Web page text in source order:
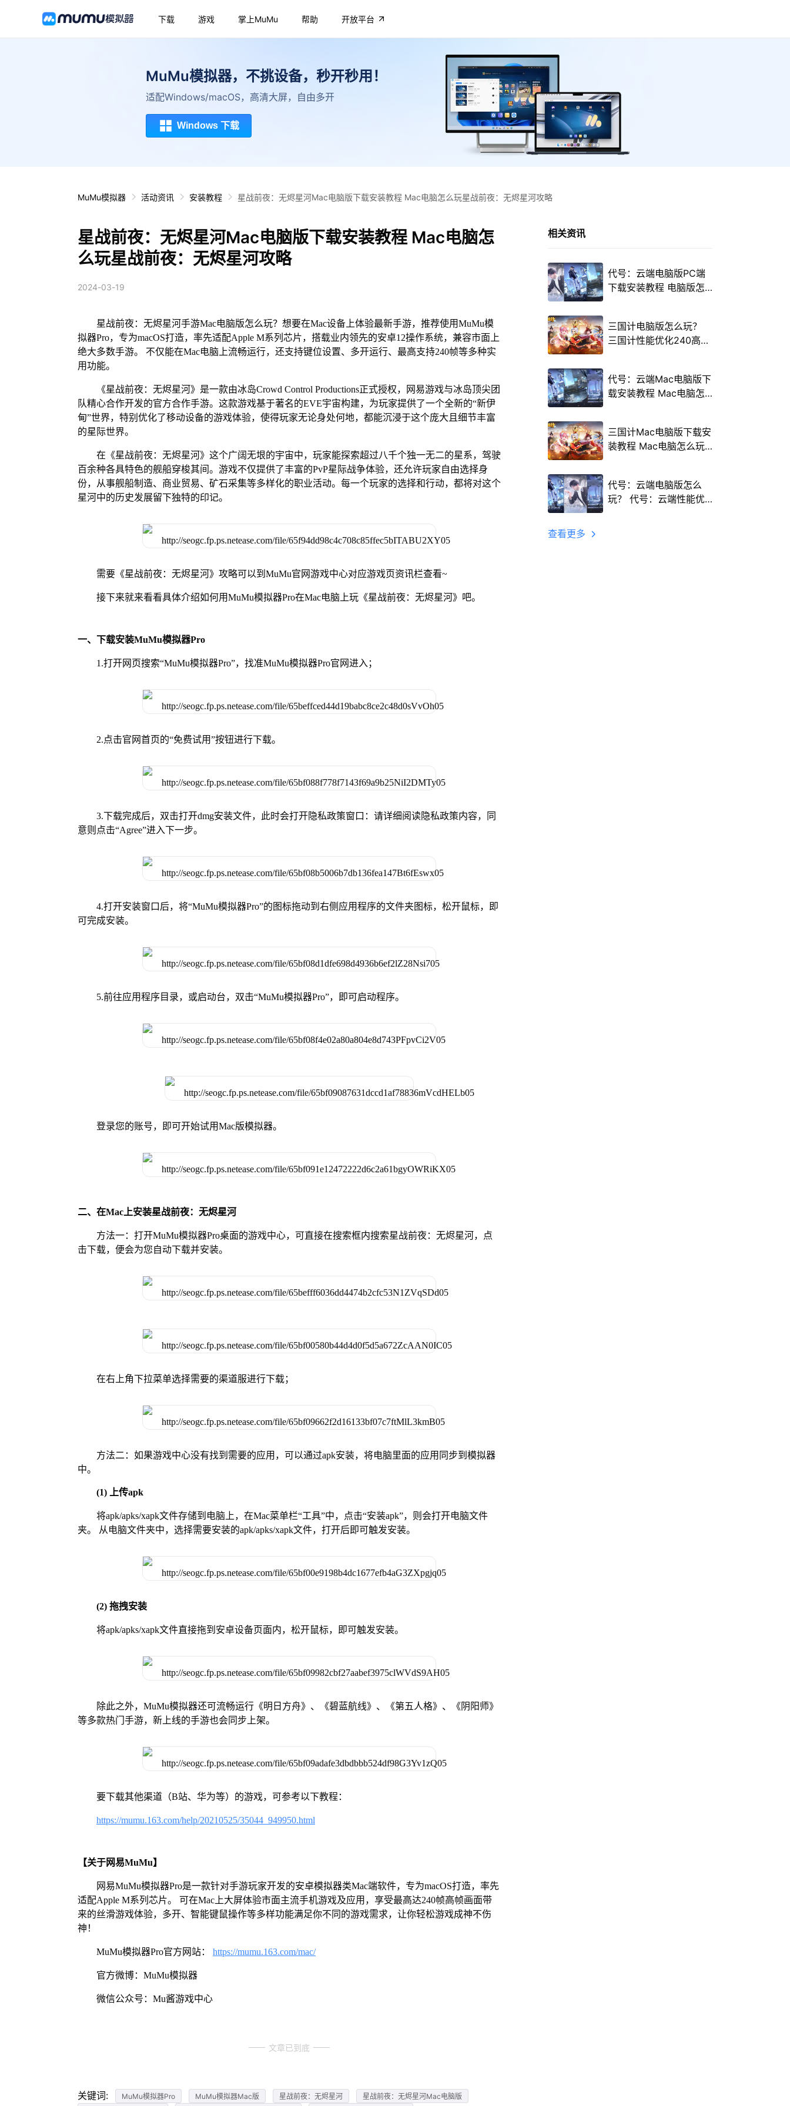
下载 游戏 掌上MuMu 帮助 开放平台
MuMu模拟器，不挑设备，秒开秒用！
适配Windows/macOS，高清大屏，自由多开
Windows 下载
MuMu模拟器 活动资讯 安装教程 星战前夜：无烬星河Mac电脑版下载安装教程 Mac电脑怎么玩星战前夜：无烬星河攻略
星战前夜：无烬星河Mac电脑版下载安装教程 Mac电脑怎
么玩星战前夜：无烬星河攻略
2024-03-19
星战前夜：无烬星河手游Mac电脑版怎么玩？想要在Mac设备上体验最新手游，推荐使用MuMu模
拟器Pro，专为macOS打造，率先适配Apple M系列芯片，搭载业内领先的安卓12操作系统，兼容市面上
绝大多数手游。 不仅能在Mac电脑上流畅运行，还支持键位设置、多开运行、最高支持240帧等多种实
用功能。
《星战前夜：无烬星河》是一款由冰岛Crowd Control Productions正式授权，网易游戏与冰岛顶尖团
队精心合作开发的官方合作手游。这款游戏基于著名的EVE宇宙构建，为玩家提供了一个全新的“新伊
甸”世界，特别优化了移动设备的游戏体验，使得玩家无论身处何地，都能沉浸于这个庞大且细节丰富
的星际世界。
在《星战前夜：无烬星河》这个广阔无垠的宇宙中，玩家能探索超过八千个独一无二的星系，驾驶
百余种各具特色的舰船穿梭其间。游戏不仅提供了丰富的PvP星际战争体验，还允许玩家自由选择身
份，从事舰船制造、商业贸易、矿石采集等多样化的职业活动。每一个玩家的选择和行动，都将对这个
星河中的历史发展留下独特的印记。
需要《星战前夜：无烬星河》攻略可以到MuMu官网游戏中心对应游戏页资讯栏查看~
接下来就来看看具体介绍如何用MuMu模拟器Pro在Mac电脑上玩《星战前夜：无烬星河》吧。
一、下载安装MuMu模拟器Pro
1.打开网页搜索“MuMu模拟器Pro”，找准MuMu模拟器Pro官网进入；
2.点击官网首页的“免费试用”按钮进行下载。
3.下载完成后，双击打开dmg安装文件，此时会打开隐私政策窗口：请详细阅读隐私政策内容，同
意则点击“Agree”进入下一步。
4.打开安装窗口后，将“MuMu模拟器Pro”的图标拖动到右侧应用程序的文件夹图标，松开鼠标，即
可完成安装。
5.前往应用程序目录，或启动台，双击“MuMu模拟器Pro”，即可启动程序。
登录您的账号，即可开始试用Mac版模拟器。
二、在Mac上安装星战前夜：无烬星河
方法一：打开MuMu模拟器Pro桌面的游戏中心，可直接在搜索框内搜索星战前夜：无烬星河，点
击下载，便会为您自动下载并安装。
在右上角下拉菜单选择需要的渠道服进行下载；
方法二：如果游戏中心没有找到需要的应用，可以通过apk安装，将电脑里面的应用同步到模拟器
中。
(1) 上传apk
将apk/apks/xapk文件存储到电脑上，在Mac菜单栏“工具”中，点击“安装apk”，则会打开电脑文件
夹。 从电脑文件夹中，选择需要安装的apk/apks/xapk文件，打开后即可触发安装。
(2) 拖拽安装
将apk/apks/xapk文件直接拖到安卓设备页面内，松开鼠标，即可触发安装。
除此之外，MuMu模拟器还可流畅运行《明日方舟》、《碧蓝航线》、《第五人格》、《阴阳师》
等多款热门手游，新上线的手游也会同步上架。
要下载其他渠道（B站、华为等）的游戏，可参考以下教程：
https://mumu.163.com/help/20210525/35044_949950.html
【关于网易MuMu】
网易MuMu模拟器Pro是一款针对手游玩家开发的安卓模拟器类Mac端软件，专为macOS打造，率先
适配Apple M系列芯片。 可在Mac上大屏体验市面主流手机游戏及应用，享受最高达240帧高帧画面带
来的丝滑游戏体验，多开、智能键鼠操作等多样功能满足你不同的游戏需求，让你轻松游戏成神不伤
神！
MuMu模拟器Pro官方网站： https://mumu.163.com/mac/
官方微博：MuMu模拟器
微信公众号：Mu酱游戏中心
文章已到底
关键词: MuMu模拟器Pro MuMu模拟器Mac版 星战前夜：无烬星河 星战前夜：无烬星河Mac电脑版
相关资讯
代号：云端电脑版PC端
下载安装教程 电脑版怎
三国计电脑版怎么玩？
三国计性能优化240高帧
代号：云端Mac电脑版下
载安装教程 Mac电脑怎
三国计Mac电脑版下载安
装教程 Mac电脑怎么玩
代号：云端电脑版怎么
玩？ 代号：云端性能优
查看更多